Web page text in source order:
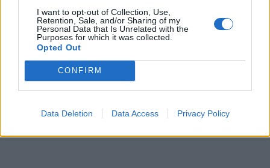
I want to opt-out of Collection, Use,
Retention, Sale, and/or Sharing of my
Personal Data that Is Unrelated with the
Purposes for which it was collected.
Opted Out
CONFIRM
Data Deletion Data Access Privacy Policy